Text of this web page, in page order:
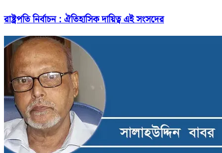
রাষ্ট্রপতি নির্বাচন : ঐতিহাসিক দায়িত্ব এই সংসদের